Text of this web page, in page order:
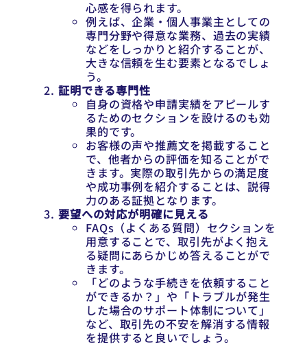
心感を得られます。
例えば、企業・個人事業主としての
専門分野や得意な業務、過去の実績
などをしっかりと紹介することが、
大きな信頼を生む要素となるでしょ
う。
証明できる専門性
自身の資格や申請実績をアピールす
るためのセクションを設けるのも効
果的です。
お客様の声や推薦文を掲載すること
で、他者からの評価を知ることがで
きます。実際の取引先からの満足度
や成功事例を紹介することは、説得
力のある証拠となります。
要望への対応が明確に見える
FAQs（よくある質問）セクションを
用意することで、取引先がよく抱え
る疑問にあらかじめ答えることがで
きます。
「どのような手続きを依頼すること
ができるか？」や「トラブルが発生
した場合のサポート体制について」
など、取引先の不安を解消する情報
を提供すると良いでしょう。